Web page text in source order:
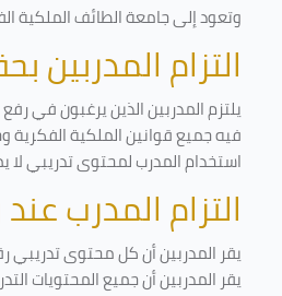
وتعود إلى جامعة الطائف الملكية
التزام
يلتزم المدربين الذين يرغبون في
فيه جميع قوانين الملكية الفكرية
استخدام المدرب لمحتوى تدريبي لا
التزام المدرب
يقر المدربين أن كل محتوى تدريبي
يقر المدربين أن جميع المحتويات